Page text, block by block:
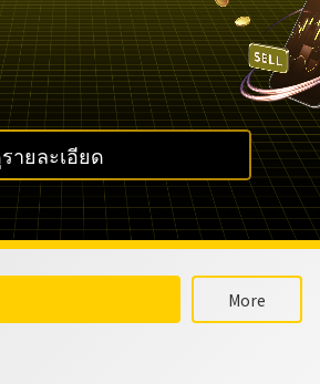
ายละเอียด
More